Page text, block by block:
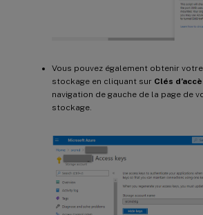
Vous pouvez également obtenir
stockage en cliquant sur Clés
navigation de gauche de la page de
stockage.